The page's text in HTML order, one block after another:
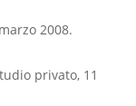
2008.
privato, 11